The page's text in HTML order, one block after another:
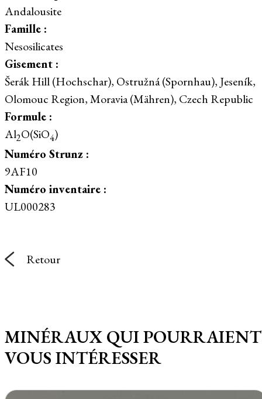
Andalousite
Famille :
Nesosilicates
Gisement :
Šerák Hill (Hochschar), Ostružná (Spornhau), Jeseník,
Olomouc Region, Moravia (Mähren), Czech Republic
Formule :
Al2O(SiO4)
Numéro Strunz :
9AF10
Numéro inventaire :
UL000283
Retour
MINÉRAUX QUI POURRAIENT
VOUS INTÉRESSER